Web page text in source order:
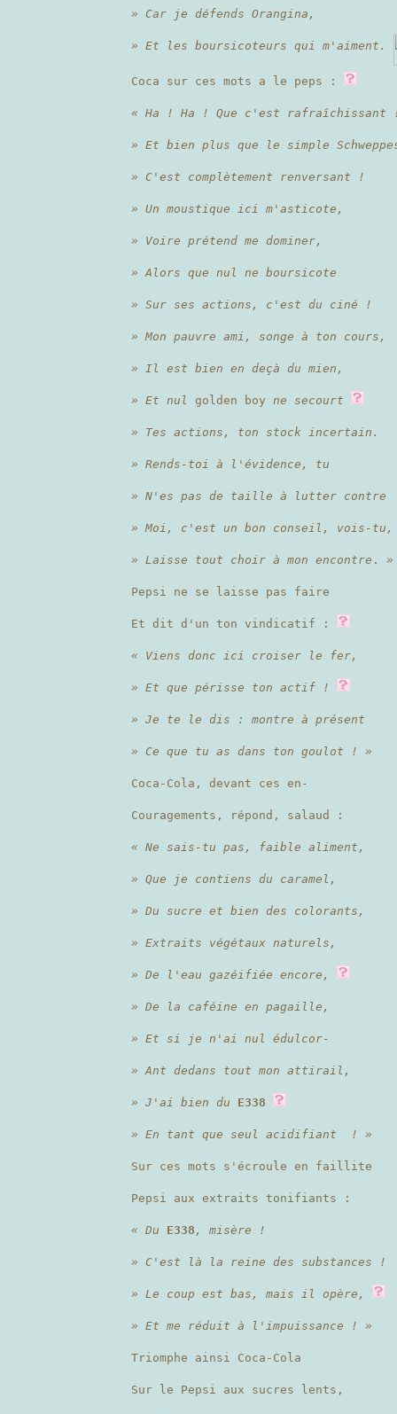
» Car je défends Orangina,
» Et les boursicoteurs qui m'aiment.
Coca sur ces mots a le peps :
« Ha ! Ha ! Que c'est rafraîchissant
» Et bien plus que le simple
» C'est complètement renversant !
» Un moustique ici m'asticote,
» Voire prétend me dominer,
» Alors que nul ne boursicote
» Sur ses actions, c'est du ciné !
» Mon pauvre ami, songe à ton cours,
» Il est bien en deçà du mien,
» Et nul golden boy ne secourt
» Tes actions, ton stock incertain.
» Rends-toi à l'évidence, tu
» N'es pas de taille à lutter contre
» Moi, c'est un bon conseil, vois-tu,
» Laisse tout choir à mon encontre . »
Pepsi ne se laisse pas faire
Et dit d'un ton vindicatif :
« Viens donc ici croiser le fer,
» Et que périsse ton actif !
» Je te le dis : montre à présent
» Ce que tu as dans ton goulot ! »
Coca-Cola, devant ces en-
Couragements, répond, salaud :
« Ne sais-tu pas, faible aliment,
» Que je contiens du caramel,
» Du sucre et bien des colorants,
» Extraits végétaux naturels,
» De l'eau gazéifiée encore,
» De la caféine en pagaille,
» Et si je n'ai nul édulcor-
» Ant dedans tout mon attirail,
» J'ai bien du E338
» En tant que seul acidifiant ! »
Sur ces mots s'écroule en faillite
Pepsi aux extraits tonifiants :
« Du E338 , misère !
» C'est là la reine des substances !
» Le coup est bas, mais il opère,
» Et me réduit à l'impuissance ! »
Triomphe ainsi Coca-Cola
Sur le Pepsi aux sucres lents,